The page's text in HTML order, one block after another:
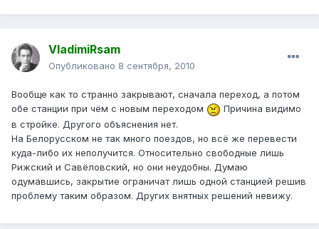
VladimiRsam
Опубликовано 8 сентября, 2010
Вообще как то странно закрывают, сначала переход, а потом
обе станции при чём с новым переходом
Причина видимо
в стройке. Другого объяснения нет.
На Белорусском не так много поездов, но всё же перевести
куда-либо их неполучится. Относительно свободные лишь
Рижский и Савёловский, но они неудобны. Думаю
одумавшись, закрытие ограничат лишь одной станцией решив
проблему таким образом. Других внятных решений невижу.